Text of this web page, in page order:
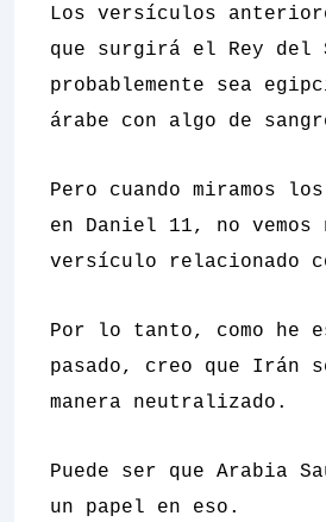
Los versículos
que surgirá el Rey del
probablemente sea
árabe con algo de
Pero cuando miramos
en Daniel 11, no vemos
versículo relacionado
Por lo tanto, como he
pasado, creo que Irán
manera neutralizado.
Puede ser que Arabia
un papel en eso.